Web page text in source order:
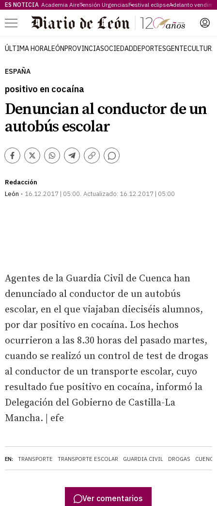
ES NOTICIA Academia AireTensión UrgenciasFestival eclipseAdelanto
Menú
ÚLTIMA HORALEÓNPROVINCIASOCIEDADDEPORTESGENTECULTURA
ESPAÑA
positivo en cocaína
Denuncian al conductor de un
autobús escolar
Facebook
TwitterWhatsappTelegram
Copiar
Comentarios
Redacción
León
16.12.2017 | 05:00 Actualizado: 16.12.2017 | 05:00
EN: TRANSPORTE TRANSPORTE ESCOLAR GUARDIA CIVIL DROGAS CUENCA
Agentes de la Guardia Civil de Cuenca han
denunciado al conductor de un autobús
escolar, en el que viajaban dieciséis alumnos,
por dar positivo en cocaína. Los hechos
ocurrieron a las 8.30 horas del pasado martes,
cuando se realizó un control de test de drogas
al conductor de un transporte escolar, cuyo
resultado fue positivo en cocaína, informó la
Delegación del Gobierno de Castilla-La
Mancha. | efe
Ver comentarios